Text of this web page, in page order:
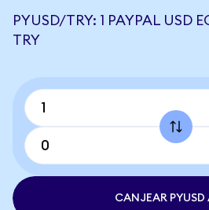
PYUSD/TRY: 1 PAYPAL USD
TRY
CANJEAR PYUSD